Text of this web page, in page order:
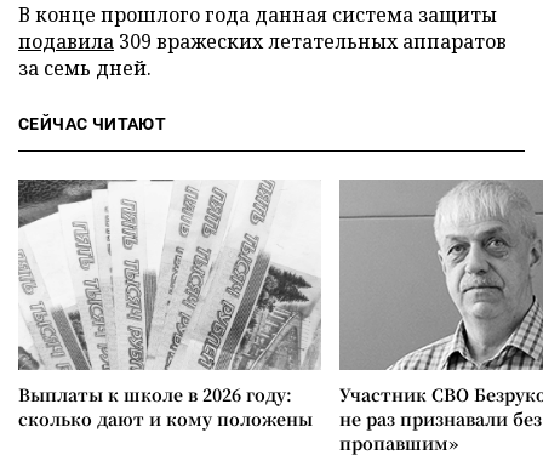
В конце прошлого года данная система защиты
подавила 309 вражеских летательных аппаратов
за семь дней.
СЕЙЧАС ЧИТАЮТ
Выплаты к школе в 2026 году:
сколько дают и кому положены
Участник СВО
не раз признавали
пропавшим»